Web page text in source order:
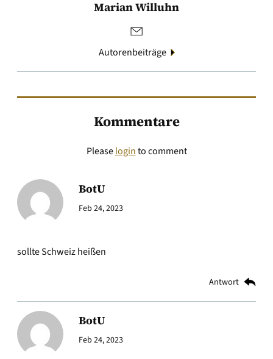
Marian Willuhn
Autorenbeiträge
Kommentare
Pleaseloginto comment
BotU
Feb 24, 2023
sollte Schweiz heißen
Antwort
BotU
Feb 24, 2023